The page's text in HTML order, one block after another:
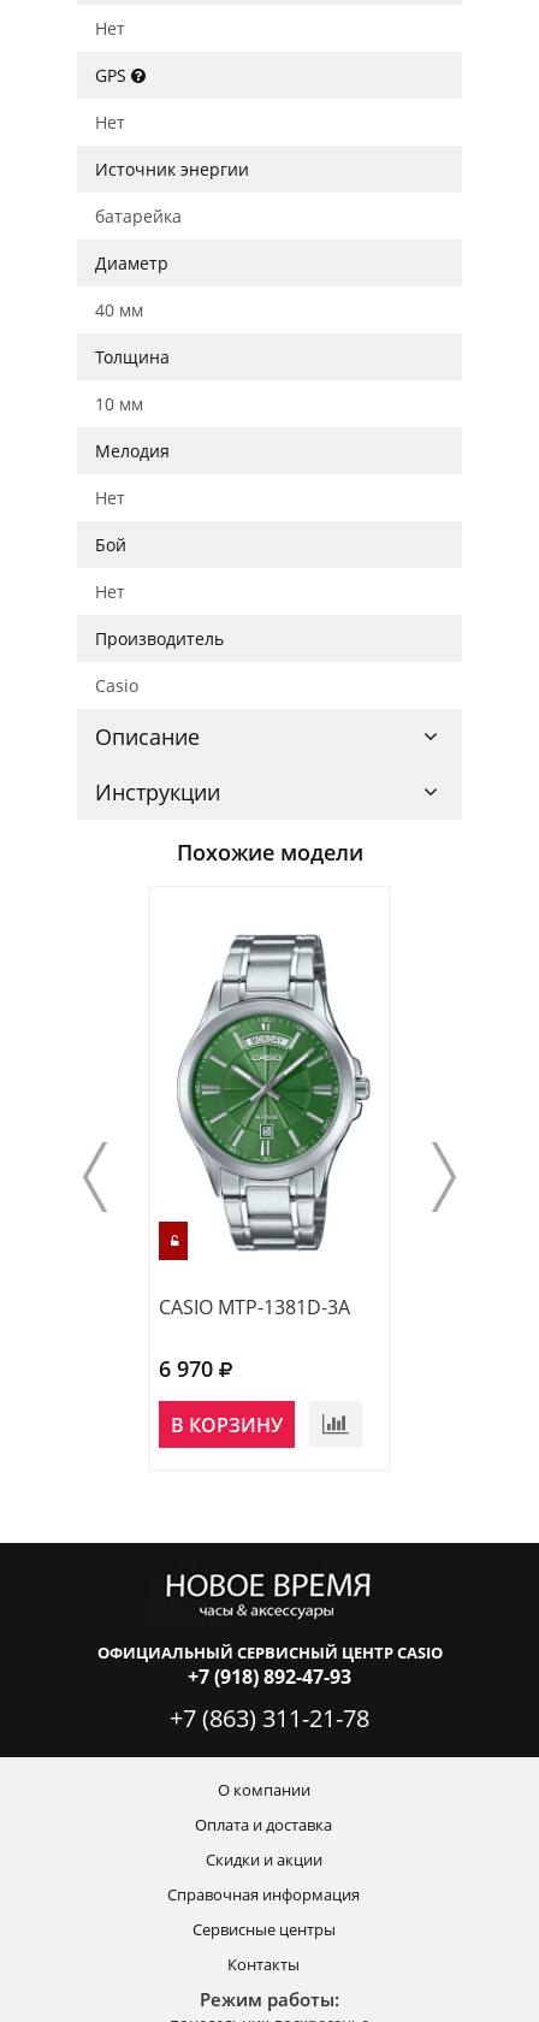
Нет
GPS
Нет
Источник энергии
батарейка
Диаметр
40 мм
Толщина
10 мм
Мелодия
Нет
Бой
Нет
Производитель
Casio
Описание
Инструкции
Похожие модели
CASIO MTP-1381D-3A
6 970
В КОРЗИНУ
ОФИЦИАЛЬНЫЙ СЕРВИСНЫЙ ЦЕНТР CASIO
+7 (918) 892-47-93
+7 (863) 311-21-78
О компании
Оплата и доставка
Скидки и акции
Справочная информация
Сервисные центры
Контакты
Режим работы: